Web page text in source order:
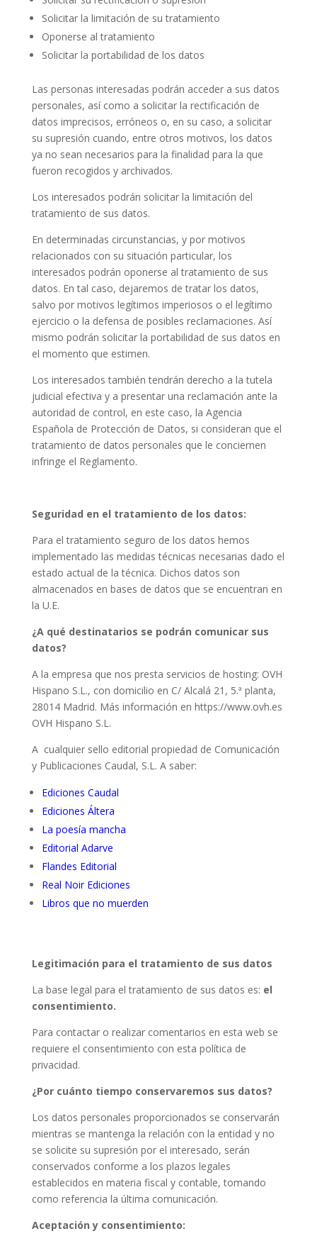
Solicitar la limitación de su tratamiento
Oponerse al tratamiento
Solicitar la portabilidad de los datos
Las personas interesadas podrán acceder a sus datos
personales, así como a solicitar la rectificación de
datos imprecisos, erróneos o, en su caso, a solicitar
su supresión cuando, entre otros motivos, los datos
ya no sean necesarios para la finalidad para la que
fueron recogidos y archivados.
Los interesados podrán solicitar la limitación del
tratamiento de sus datos.
En determinadas circunstancias, y por motivos
relacionados con su situación particular, los
interesados podrán oponerse al tratamiento de sus
datos. En tal caso, dejaremos de tratar los datos,
salvo por motivos legítimos imperiosos o el legítimo
ejercicio o la defensa de posibles reclamaciones. Así
mismo podrán solicitar la portabilidad de sus datos en
el momento que estimen.
Los interesados también tendrán derecho a la tutela
judicial efectiva y a presentar una reclamación ante la
autoridad de control, en este caso, la Agencia
Española de Protección de Datos, si consideran que el
tratamiento de datos personales que le conciernen
infringe el Reglamento.
Seguridad en el tratamiento de los datos:
Para el tratamiento seguro de los datos hemos
implementado las medidas técnicas necesarias dado el
estado actual de la técnica. Dichos datos son
almacenados en bases de datos que se encuentran en
la U.E.
¿A qué destinatarios se podrán comunicar sus
datos?
A la empresa que nos presta servicios de hosting: OVH
Hispano S.L., con domicilio en C/ Alcalá 21, 5.ª planta,
28014 Madrid. Más información en https://www.ovh.es
OVH Hispano S.L.
A cualquier sello editorial propiedad de Comunicación
y Publicaciones Caudal, S.L. A saber:
Ediciones Caudal
Ediciones Áltera
La poesía mancha
Editorial Adarve
Flandes Editorial
Real Noir Ediciones
Libros que no muerden
Legitimación para el tratamiento de sus datos
La base legal para el tratamiento de sus datos es: el
consentimiento.
Para contactar o realizar comentarios en esta web se
requiere el consentimiento con esta política de
privacidad.
¿Por cuánto tiempo conservaremos sus datos?
Los datos personales proporcionados se conservarán
mientras se mantenga la relación con la entidad y no
se solicite su supresión por el interesado, serán
conservados conforme a los plazos legales
establecidos en materia fiscal y contable, tomando
como referencia la última comunicación.
Aceptación y consentimiento: